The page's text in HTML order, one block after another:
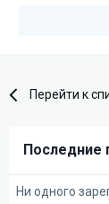
Перейти к
Последние
Ни одного